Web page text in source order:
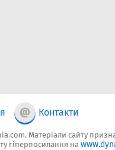
Контакти
Матеріали сайту
гіперпосилання на